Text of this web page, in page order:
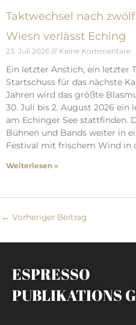
Taktwechsel nach
Wiesn verlässt Eching
23. Juli 2026 Keine Kommentare
Ein letzter Anstich, ein letzter
Startschuss für das nächste
Jahren wird das größte
30. Juli bis 2. August 2026 ein
am Echinger See stattfinden.
Bühnen und Bands weiter in
Festival mit frischem Wind in
Weiterlesen »
← Vorheriger Beitrag
ESPRESSO
PUBLIKATIONS